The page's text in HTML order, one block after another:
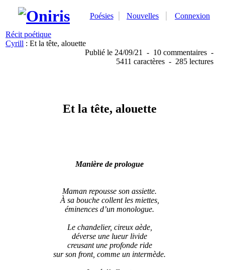
Poésies Nouvelles Connexion
Récit poétique
Cyrill : Et la tête, alouette
Publié le 24/09/21 - 10 commentaires -
5411 caractères - 285 lectures
Et la tête, alouette
Manière de prologue
Maman repousse son assiette.
À sa bouche collent les miettes,
éminences d’un monologue.
Le chandelier, cireux aède,
déverse une lueur livide
creusant une profonde ride
sur son front, comme un intermède.